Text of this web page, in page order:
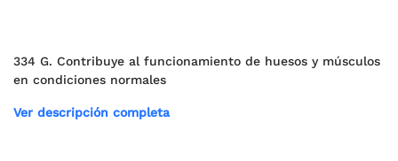
334 G. Contribuye al funcionamiento de huesos y músculos
en condiciones normales
Ver descripción completa